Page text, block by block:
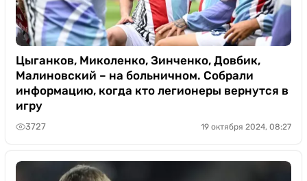
Цыганков, Миколенко, Зинченко, Довбик,
Малиновский – на больничном. Собрали
информацию, когда кто легионеры вернутся в
игру
3727 19 октября 2024, 08:27